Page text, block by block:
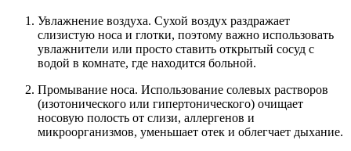
Увлажнение воздуха. Сухой воздух раздражает
слизистую носа и глотки, поэтому важно использовать
увлажнители или просто ставить открытый сосуд с
водой в комнате, где находится больной.
Промывание носа. Использование солевых растворов
(изотонического или гипертонического) очищает
носовую полость от слизи, аллергенов и
микроорганизмов, уменьшает отек и облегчает дыхание.